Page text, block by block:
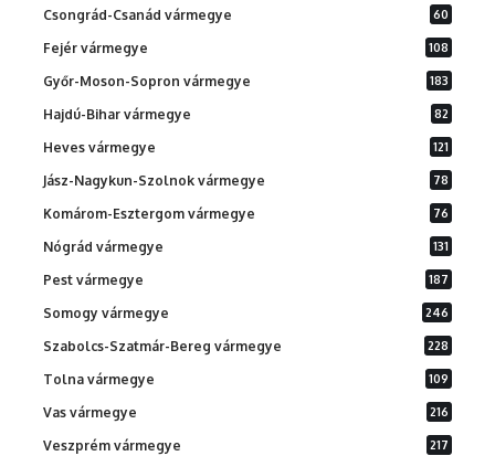
Csongrád-Csanád vármegye 60
Fejér vármegye 108
Győr-Moson-Sopron vármegye 183
Hajdú-Bihar vármegye 82
Heves vármegye 121
Jász-Nagykun-Szolnok vármegye 78
Komárom-Esztergom vármegye 76
Nógrád vármegye 131
Pest vármegye 187
Somogy vármegye 246
Szabolcs-Szatmár-Bereg vármegye 228
Tolna vármegye 109
Vas vármegye 216
Veszprém vármegye 217